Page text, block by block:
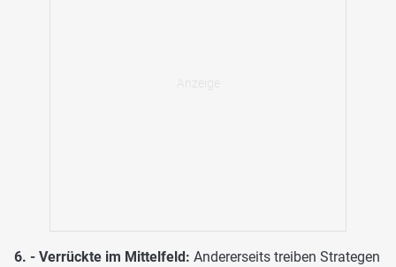
6. - Verrückte im Mittelfeld: Andererseits treiben Strategen